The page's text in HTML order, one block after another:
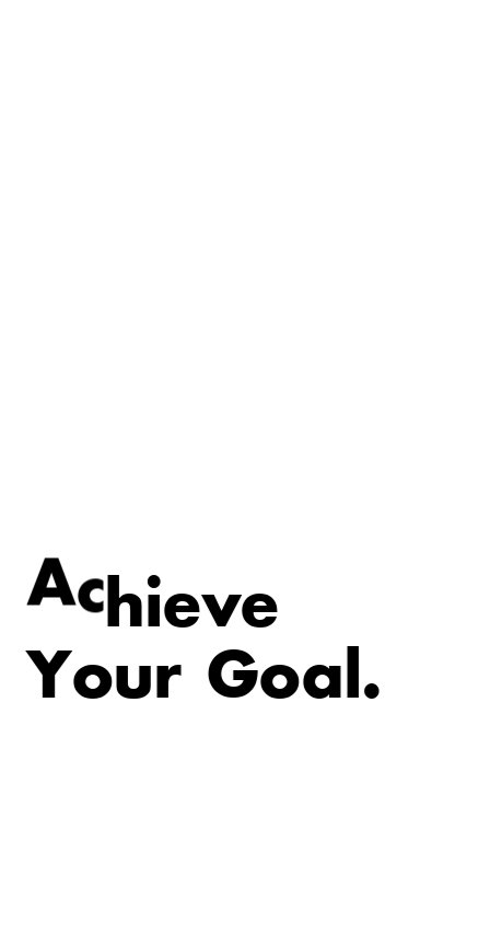
Achieve
Your Goal.